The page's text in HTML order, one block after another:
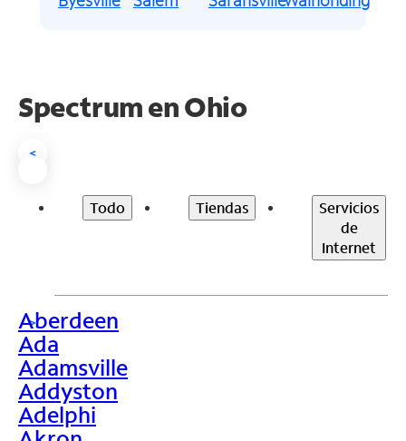
Spectrum enOhio
<
Todo Tiendas
Servicios
de
Internet
>
Aberdeen
Ada
Adamsville
Addyston
Adelphi